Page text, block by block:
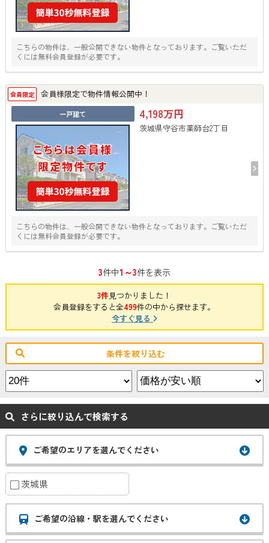
こちらの物件は、一般公開できない物件となっております。ご覧いただ
くには無料会員登録が必要です。
会員限定 会員様限定で物件情報公開中！
一戸建て 4,198万円
茨城県守谷市薬師台2丁目
こちらの物件は、一般公開できない物件となっております。ご覧いただ
くには無料会員登録が必要です。
3件中1～3件を表示
3件見つかりました！
会員登録をすると全499件の中から探せます。
今すぐ見る
条件を絞り込む
さらに絞り込んで検索する
ご希望のエリアを選んでください
茨城県
ご希望の沿線・駅を選んでください